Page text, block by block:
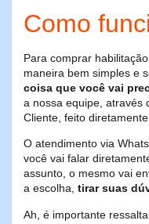
Como
Para comprar
maneira bem simples e
coisa que você vai
a nossa equipe, através
Cliente, feito
O atendimento via
você vai falar
assunto, o mesmo vai
a escolha, tirar suas
Ah, é importante